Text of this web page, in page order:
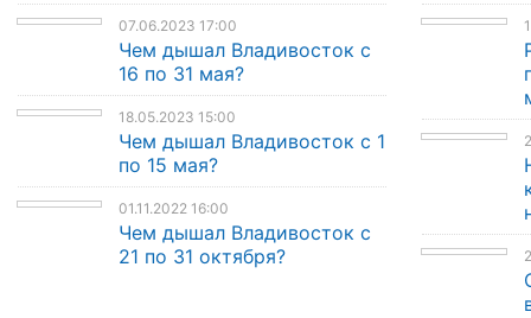
07.06.2023 17:00
Чем дышал Владивосток с
16 по 31 мая?
18.05.2023 15:00
Чем дышал Владивосток с 1
по 15 мая?
01.11.2022 16:00
Чем дышал Владивосток с
21 по 31 октября?